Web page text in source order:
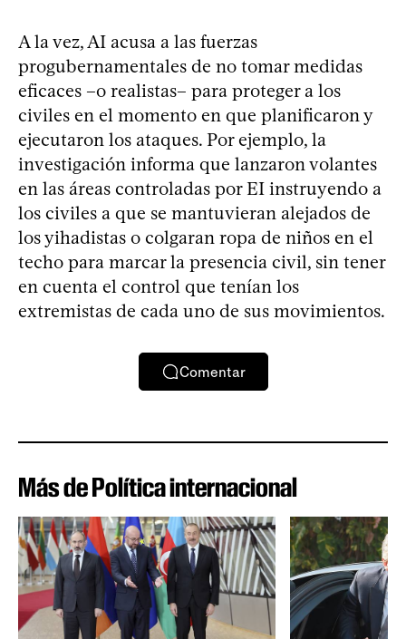
A la vez, AI acusa a las fuerzas
progubernamentales de no tomar medidas
eficaces –o realistas– para proteger a los
civiles en el momento en que planificaron y
ejecutaron los ataques. Por ejemplo, la
investigación informa que lanzaron volantes
en las áreas controladas por EI instruyendo a
los civiles a que se mantuvieran alejados de
los yihadistas o colgaran ropa de niños en el
techo para marcar la presencia civil, sin tener
en cuenta el control que tenían los
extremistas de cada uno de sus movimientos.
Comentar
Más de Política internacional